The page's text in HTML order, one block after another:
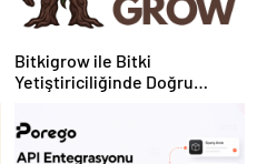
Bitkigrow ile Bitki
Yetiştiriciliğinde Doğru